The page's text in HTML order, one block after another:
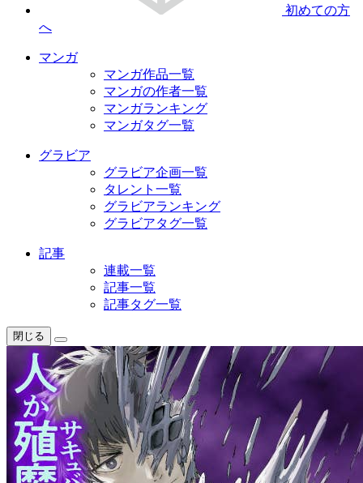
初めての方
へ
マンガ
マンガ作品一覧
マンガの作者一覧
マンガランキング
マンガタグ一覧
グラビア
グラビア企画一覧
タレント一覧
グラビアランキング
グラビアタグ一覧
記事
連載一覧
記事一覧
記事タグ一覧
閉じる